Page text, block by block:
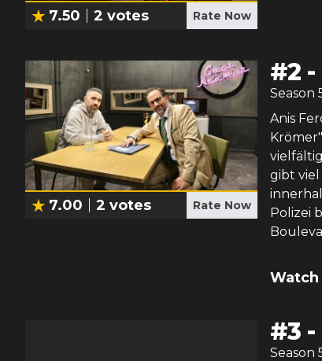
7.50 2 votes Rate Now
7.00 2 votes Rate Now
#2 -
Season
Anis
gibt
Polizei
Watch
#3 -
Season